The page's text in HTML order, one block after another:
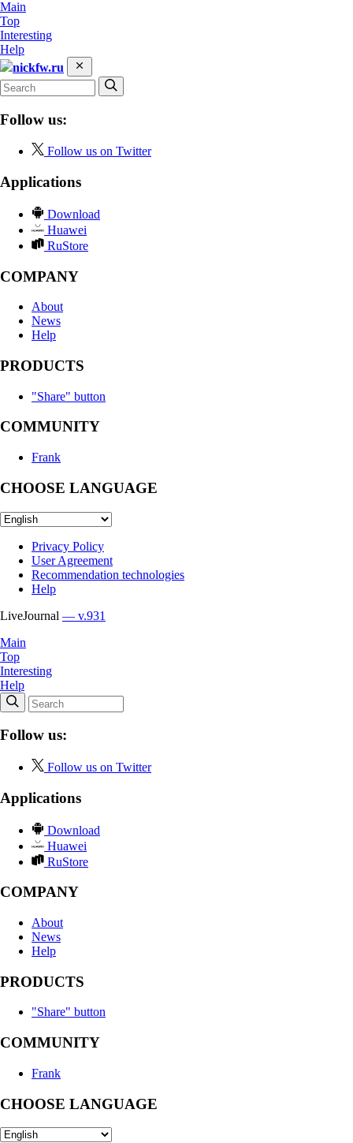
Main
Top
Interesting
Help
nickfw.ru
Follow us:
Follow us on Twitter
Applications
Download
Huawei
RuStore
COMPANY
About
News
Help
PRODUCTS
"Share" button
COMMUNITY
Frank
CHOOSE LANGUAGE
Privacy Policy
User Agreement
Recommendation technologies
Help
LiveJournal — v.931
Main
Top
Interesting
Help
Follow us:
Follow us on Twitter
Applications
Download
Huawei
RuStore
COMPANY
About
News
Help
PRODUCTS
"Share" button
COMMUNITY
Frank
CHOOSE LANGUAGE